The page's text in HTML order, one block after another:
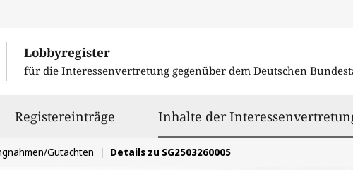
Lobbyregister
für die Interessenvertretung gegenüber dem Deutschen
Registereinträge Inhalte der
Gutachten Details zu SG2503260005